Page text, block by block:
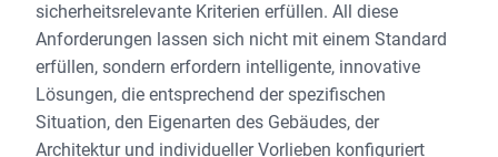
sicherheitsrelevante Kriterien erfüllen. All diese
Anforderungen lassen sich nicht mit einem Standard
erfüllen, sondern erfordern intelligente, innovative
Lösungen, die entsprechend der spezifischen
Situation, den Eigenarten des Gebäudes, der
Architektur und individueller Vorlieben konfiguriert